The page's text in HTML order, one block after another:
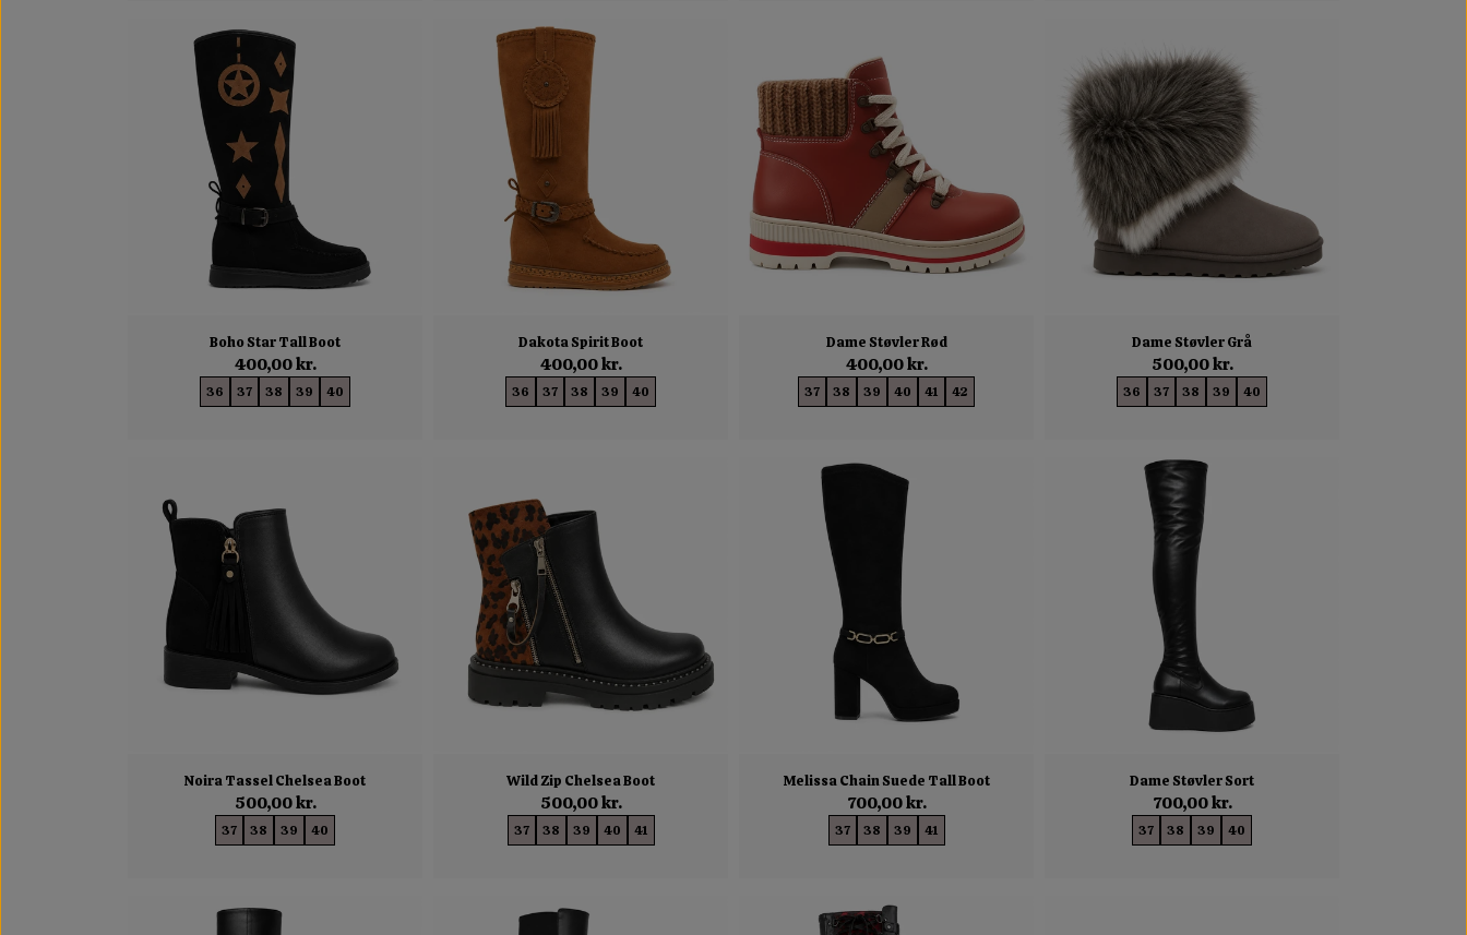
Boho Star Tall Boot
400,00 kr.
36 37 38 39 40
Dakota Spirit Boot
400,00 kr.
36 37 38 39 40
Dame Støvler Rød
400,00 kr.
37 38 39 40 41 42
Dame Støvler Grå
500,00 kr.
36 37 38 39 40
Noira Tassel Chelsea Boot
500,00 kr.
37 38 39 40
Wild Zip Chelsea Boot
500,00 kr.
37 38 39 40 41
Melissa Chain Suede Tall Boot
700,00 kr.
37 38 39 41
Dame Støvler Sort
700,00 kr.
37 38 39 40